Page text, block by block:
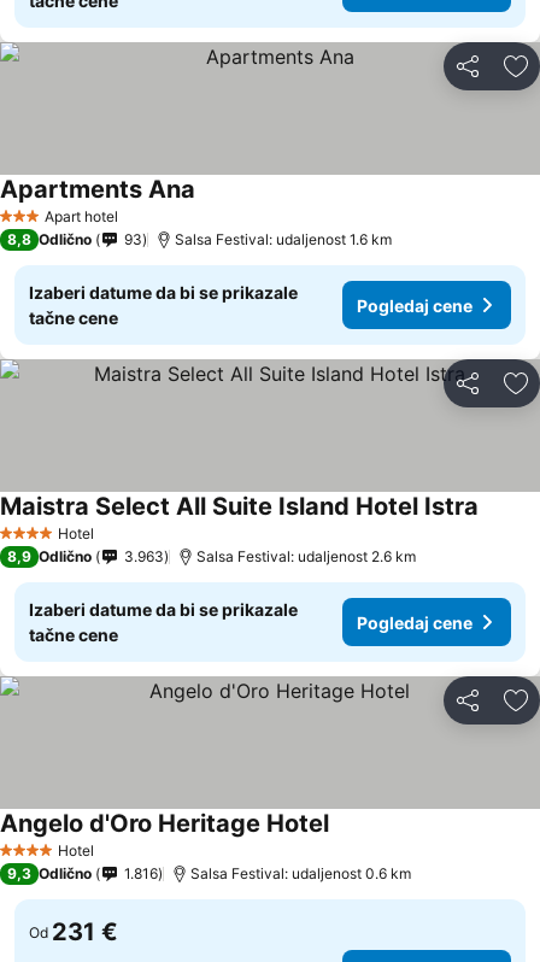
Deli
3 ZvezdiceApart hotel
Apartments Ana
8,8 Odlično 93 Salsa Festival: udaljenost 1.6 km
Izaberi datume da bi se prikazale
tačne cene
Pogledaj cene
Deli
4 ZvezdiceHotel
Maistra Select All Suite Island Hotel Istra
8,9 Odlično 3.963 Salsa Festival: udaljenost 2.6 km
Izaberi datume da bi se prikazale
tačne cene
Pogledaj cene
Deli
4 ZvezdiceHotel
Angelo d'Oro Heritage Hotel
9,3 Odlično 1.816 Salsa Festival: udaljenost 0.6 km
Od 231 €